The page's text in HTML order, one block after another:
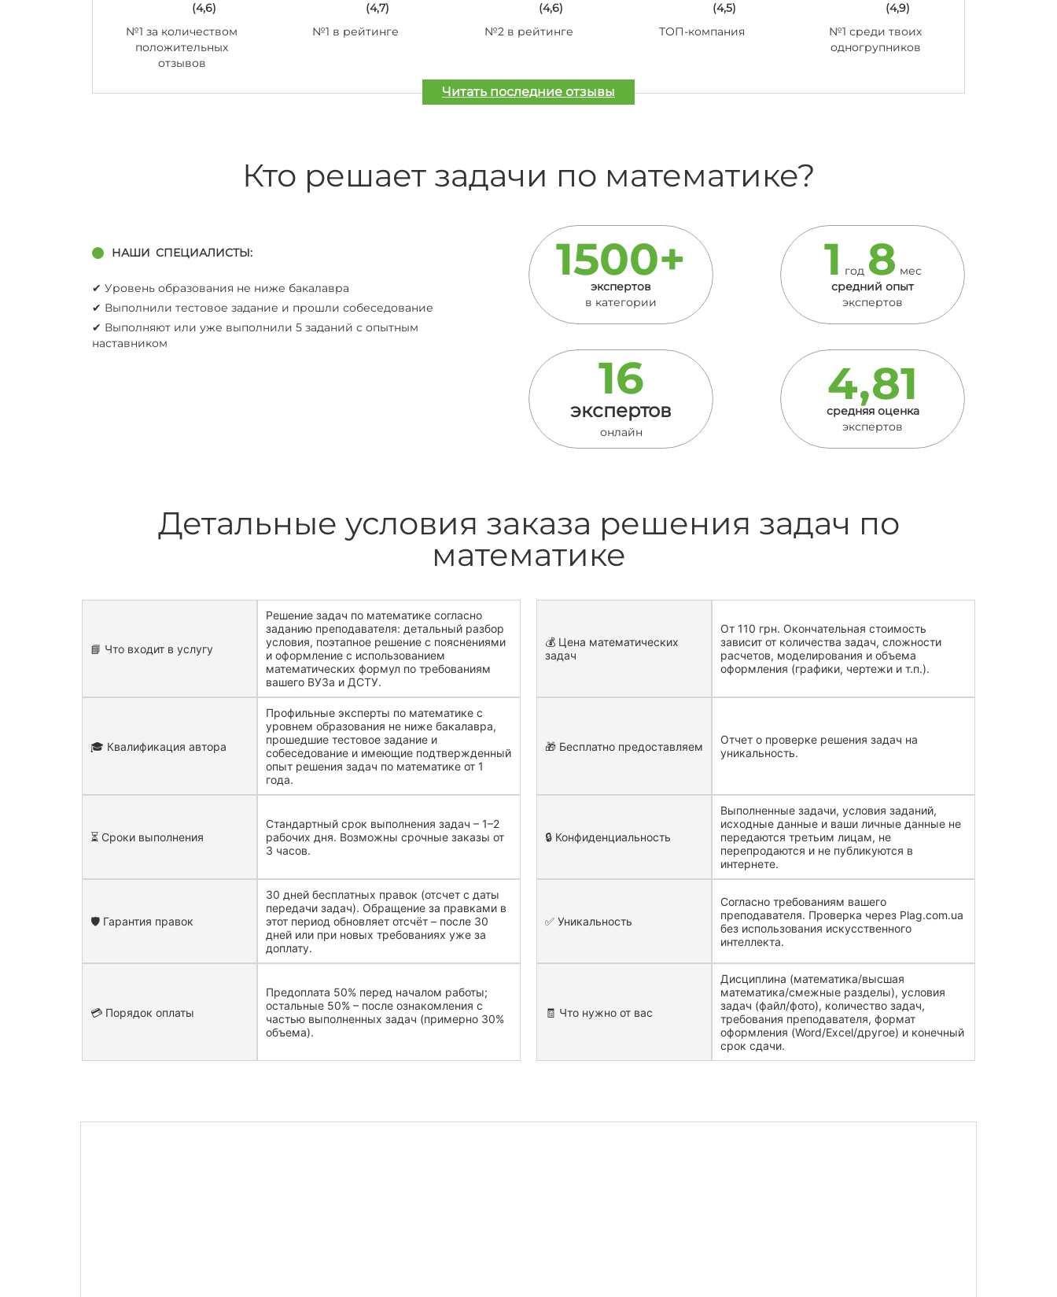
(4,6)
№1 за количеством
положительных
отзывов
(4,7)
№1 в рейтинге
(4,6)
№2 в рейтинге
(4,5)
ТОП-компания
(4,9)
№1 среди твоих
одногрупников
Читать последние отзывы
Кто решает задачи по математике?
НАШИ СПЕЦИАЛИСТЫ:
✔︎ Уровень образования не ниже бакалавра
✔︎ Выполнили тестовое задание и прошли собеседование
✔︎ Выполняют или уже выполнили 5 заданий с опытным
наставником
1500+
экспертов
в категории
1 год 8 мес
средний опыт
экспертов
16
экспертов
онлайн
4,81
средняя оценка
экспертов
Детальные условия заказа решения задач по
математике
📘 Что входит в услугу
Решение задач по математике согласно
заданию преподавателя: детальный разбор
условия, поэтапное решение с пояснениями
и оформление с использованием
математических формул по требованиям
вашего ВУЗа и ДСТУ.
💰 Цена математических
задач
От 110 грн. Окончательная стоимость
зависит от количества задач, сложности
расчетов, моделирования и объема
оформления (графики, чертежи и т.п.).
🎓 Квалификация автора
Профильные эксперты по математике с
уровнем образования не ниже бакалавра,
прошедшие тестовое задание и
собеседование и имеющие подтвержденный
опыт решения задач по математике от 1
года.
🎁 Бесплатно предоставляем
Отчет о проверке решения задач на
уникальность.
⏳ Сроки выполнения
Стандартный срок выполнения задач – 1–2
рабочих дня. Возможны срочные заказы от
3 часов.
🔒 Конфиденциальность
Выполненные задачи, условия заданий,
исходные данные и ваши личные данные не
передаются третьим лицам, не
перепродаются и не публикуются в
интернете.
🛡️ Гарантия правок
30 дней бесплатных правок (отсчет с даты
передачи задач). Обращение за правками в
этот период обновляет отсчёт – после 30
дней или при новых требованиях уже за
доплату.
✅ Уникальность
Согласно требованиям вашего
преподавателя. Проверка через Plag.com.ua
без использования искусственного
интеллекта.
💳 Порядок оплаты
Предоплата 50% перед началом работы;
остальные 50% – после ознакомления с
частью выполненных задач (примерно 30%
объема).
🧾 Что нужно от вас
Дисциплина (математика/высшая
математика/смежные разделы), условия
задач (файл/фото), количество задач,
требования преподавателя, формат
оформления (Word/Excel/другое) и конечный
срок сдачи.